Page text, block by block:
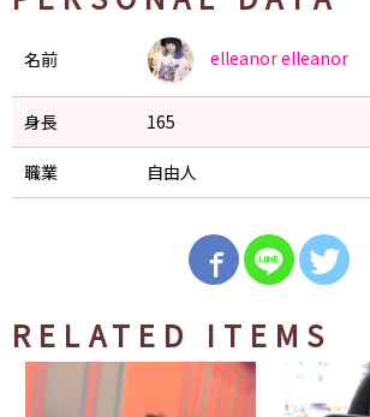
名前 elleanorelleanor
身長 165
職業 自由人
RELATED ITEMS